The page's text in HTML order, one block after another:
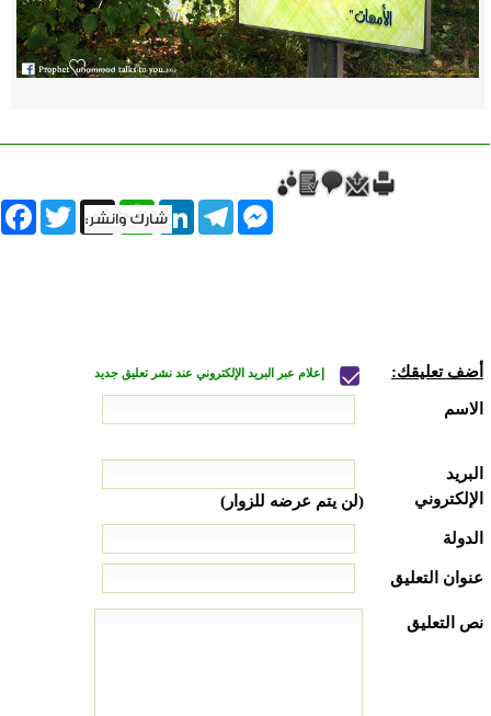
Twitter X
WhatsAppLinkedInTelegram
Messenger
أضف تعليقك: إعلام عبر البريد الإلكتروني عند نشر تعليق جديد
الاسم
البريد
الإلكتروني
(لن يتم عرضه للزوار)
الدولة
عنوان التعليق
نص التعليق